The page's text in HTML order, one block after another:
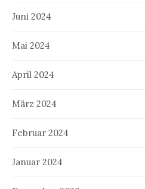
Juni 2024
Mai 2024
April 2024
März 2024
Februar 2024
Januar 2024